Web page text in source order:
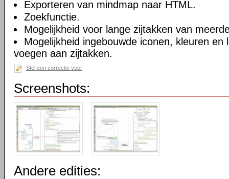
Exporteren van mindmap naar HTML.
Zoekfunctie.
Mogelijkheid voor lange zijtakken van
Mogelijkheid ingebouwde iconen, kleuren en
voegen aan zijtakken.
Stel een correctie voor
Screenshots:
Andere edities: